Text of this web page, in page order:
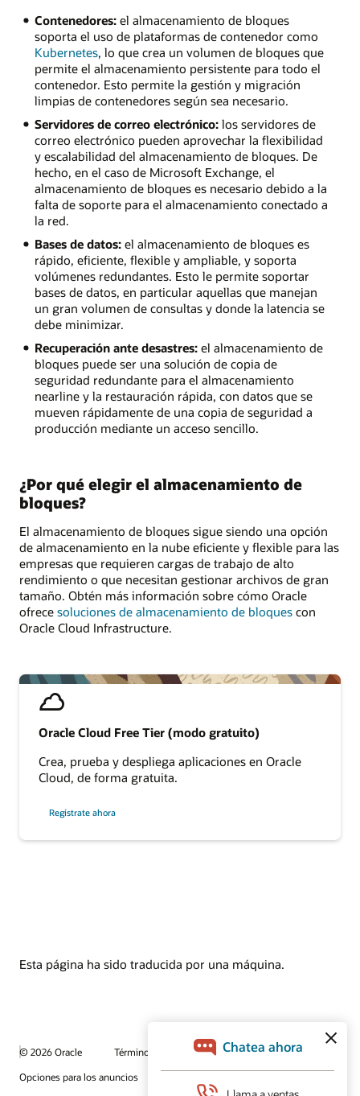
Oracle Cloud Free Tier (modo gratuito)
Crea, prueba y despliega aplicaciones en Oracle
Cloud, de forma gratuita.
Regístrate ahora
Contenedores:el almacenamiento de bloques
soporta el uso de plataformas de contenedor como
Kubernetes, lo que crea un volumen de bloques que
permite el almacenamiento persistente para todo el
contenedor. Esto permite la gestión y migración
limpias de contenedores según sea necesario.
Servidores de correo electrónico:los servidores de
correo electrónico pueden aprovechar la flexibilidad
y escalabilidad del almacenamiento de bloques. De
hecho, en el caso de Microsoft Exchange, el
almacenamiento de bloques es necesario debido a la
falta de soporte para el almacenamiento conectado a
la red.
Bases de datos:el almacenamiento de bloques es
rápido, eficiente, flexible y ampliable, y soporta
volúmenes redundantes. Esto le permite soportar
bases de datos, en particular aquellas que manejan
un gran volumen de consultas y donde la latencia se
debe minimizar.
Recuperación ante desastres:el almacenamiento de
bloques puede ser una solución de copia de
seguridad redundante para el almacenamiento
nearline y la restauración rápida, con datos que se
mueven rápidamente de una copia de seguridad a
producción mediante un acceso sencillo.
¿Por qué elegir el almacenamiento de
bloques?
El almacenamiento de bloques sigue siendo una opción
de almacenamiento en la nube eficiente y flexible para las
empresas que requieren cargas de trabajo de alto
rendimiento o que necesitan gestionar archivos de gran
tamaño. Obtén más información sobre cómo Oracle
ofrece soluciones de almacenamiento de bloques con
Oracle Cloud Infrastructure.
Esta página ha sido traducida por una máquina.
© 2026 Oracle
Términos de uso y privacidad
Opciones para los anuncios